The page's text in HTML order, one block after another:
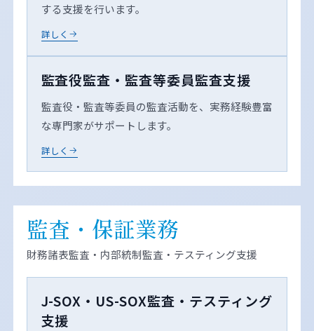
する支援を行います。
詳しく
監査役監査・監査等委員監査支援
監査役・監査等委員の監査活動を、実務経験豊富
な専門家がサポートします。
詳しく
監査・保証業務
財務諸表監査・内部統制監査・テスティング支援
J-SOX・US-SOX監査・テスティング
支援